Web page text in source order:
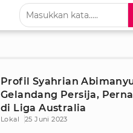
Profil Syahrian
Gelandang Persija,
di Liga Australia
Lokal 25 Juni 2023